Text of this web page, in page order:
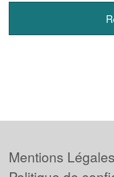
Mentions Légales